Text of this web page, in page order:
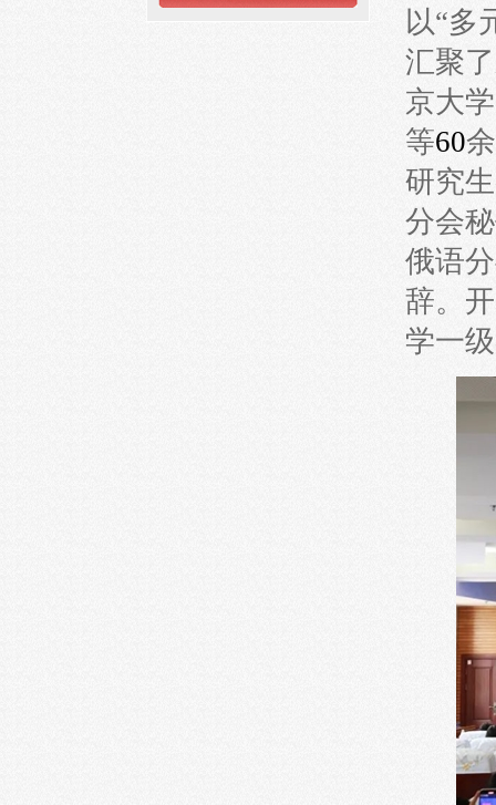
以“多
汇聚
京大
等60
研究
分会
俄语
辞。
学一